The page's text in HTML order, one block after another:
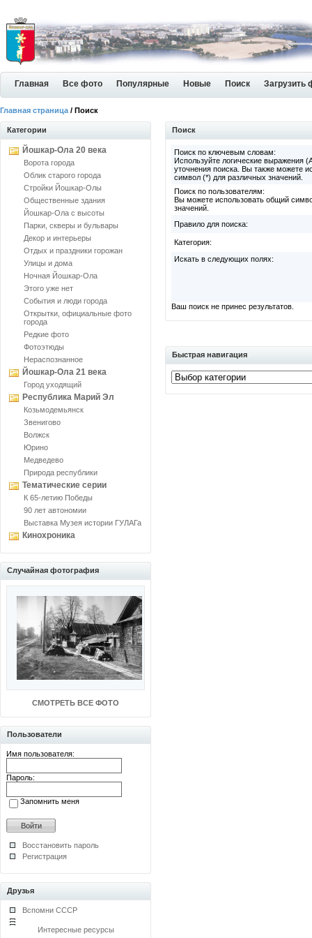
Главная Все фото Популярные Новые Поиск Загрузить
Главная страница / Поиск
Категории
Йошкар-Ола 20 века
Ворота города
Облик старого города
Стройки Йошкар-Олы
Общественные здания
Йошкар-Ола с высоты
Парки, скверы и бульвары
Декор и интерьеры
Отдых и праздники горожан
Улицы и дома
Ночная Йошкар-Ола
Этого уже нет
События и люди города
Открытки, официальные фото
города
Редкие фото
Фотоэтюды
Нераспознанное
Йошкар-Ола 21 века
Город уходящий
Республика Марий Эл
Козьмодемьянск
Звенигово
Волжск
Юрино
Медведево
Природа республики
Тематические серии
К 65-летию Победы
90 лет автономии
Выставка Музея истории ГУЛАГа
Кинохроника
Случайная фотография
СМОТРЕТЬ ВСЕ ФОТО
Пользователи
Имя пользователя:
Пароль:
Запомнить меня
Восстановить пароль
Регистрация
Друзья
Вспомни СССР
Интересные ресурсы
Поиск
Поиск по ключевым словам:
Используйте логические выражения
уточнения поиска. Вы также можете
символ (*) для различных значений.
Поиск по пользователям:
Вы можете использовать общий
значений.
Правило для поиска:
Категория:
Искать в следующих полях:
Ваш поиск не принес результатов.
Быстрая навигация